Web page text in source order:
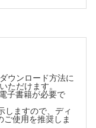
安全管理：1．転
る医療機器管理
ポンプ・抗がん剤
“あの時なにが?”
ウンロード方法に
ただけます。
子書籍が必要で
しますので、ディ
ご使用を推奨しま